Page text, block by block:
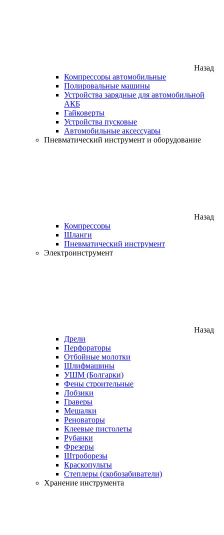
Назад
Компрессоры автомобильные
Полировальные машины
Устройства зарядные для автомобильной
АКБ
Гайковерты
Устройства пусковые
Автомобильные аксессуары
Пневматический инструмент и оборудование
Назад
Компрессоры
Шланги
Пневматический инструмент
Электроинструмент
Назад
Дрели
Перфораторы
Отбойные молотки
Шлифмашины
УШМ (Болгарки)
Фены строительные
Лобзики
Граверы
Мешалки
Реноваторы
Клеевые пистолеты
Рубанки
Фрезеры
Штроборезы
Краскопульты
Степлеры (скобозабиватели)
Хранение инструмента